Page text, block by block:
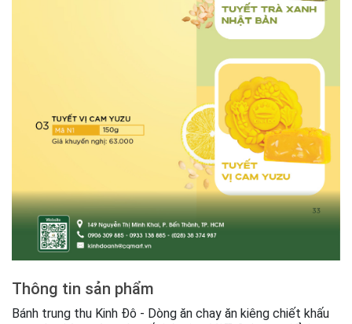
Thông tin sản phẩm
Bánh trung thu Kinh Đô - Dòng ăn chay ăn kiêng chiết khấu